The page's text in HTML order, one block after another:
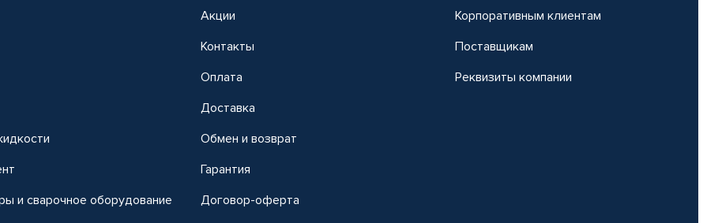
и сварочное оборудование
Акции
Контакты
Оплата
Доставка
Обмен и возврат
Гарантия
Договор-оферта
Корпоративным клиентам
Поставщикам
Реквизиты компании